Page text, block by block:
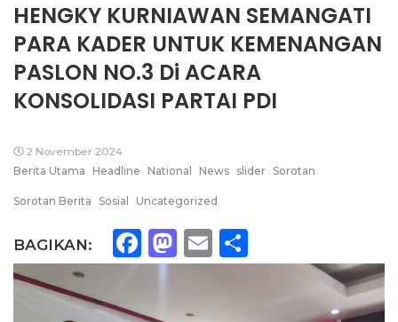
HENGKY KURNIAWAN SEMANGATI
PARA KADER UNTUK KEMENANGAN
PASLON NO.3 Di ACARA
KONSOLIDASI PARTAI PDI
2 November 2024
Berita Utama
Headline National News slider Sorotan
Sorotan Berita Sosial Uncategorized
BAGIKAN: Facebook
Mastodon
Email